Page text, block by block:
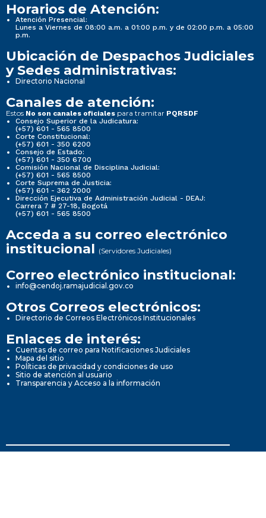
Horarios de Atención:
Atención Presencial:
Lunes a Viernes de 08:00 a.m. a 01:00 p.m. y de 02:00 p.m. a 05:00
p.m.
Ubicación de Despachos Judiciales
y Sedes administrativas:
Directorio Nacional
Canales de atención:
Estos No son canales oficiales para tramitar PQRSDF
Consejo Superior de la Judicatura:
(+57) 601 - 565 8500
Corte Constitucional:
(+57) 601 - 350 6200
Consejo de Estado:
(+57) 601 - 350 6700
Comisión Nacional de Disciplina Judicial:
(+57) 601 - 565 8500
Corte Suprema de Justicia:
(+57) 601 - 362 2000
Dirección Ejecutiva de Administración Judicial - DEAJ:
Carrera 7 # 27-18, Bogotá
(+57) 601 - 565 8500
Acceda a su correo electrónico
institucional (Servidores Judiciales)
Correo electrónico institucional:
info@cendoj.ramajudicial.gov.co
Otros Correos electrónicos:
Directorio de Correos Electrónicos Institucionales
Enlaces de interés:
Cuentas de correo para Notificaciones Judiciales
Mapa del sitio
Políticas de privacidad y condiciones de uso
Sitio de atención al usuario
Transparencia y Acceso a la información